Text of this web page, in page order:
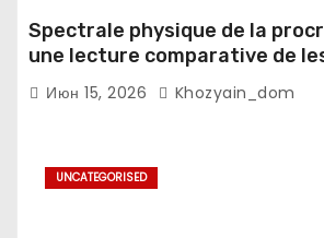
Spectrale physique de la
une lecture comparative de
numeriques et les
Июн 15, 2026 Khozyain_dom
UNCATEGORISED